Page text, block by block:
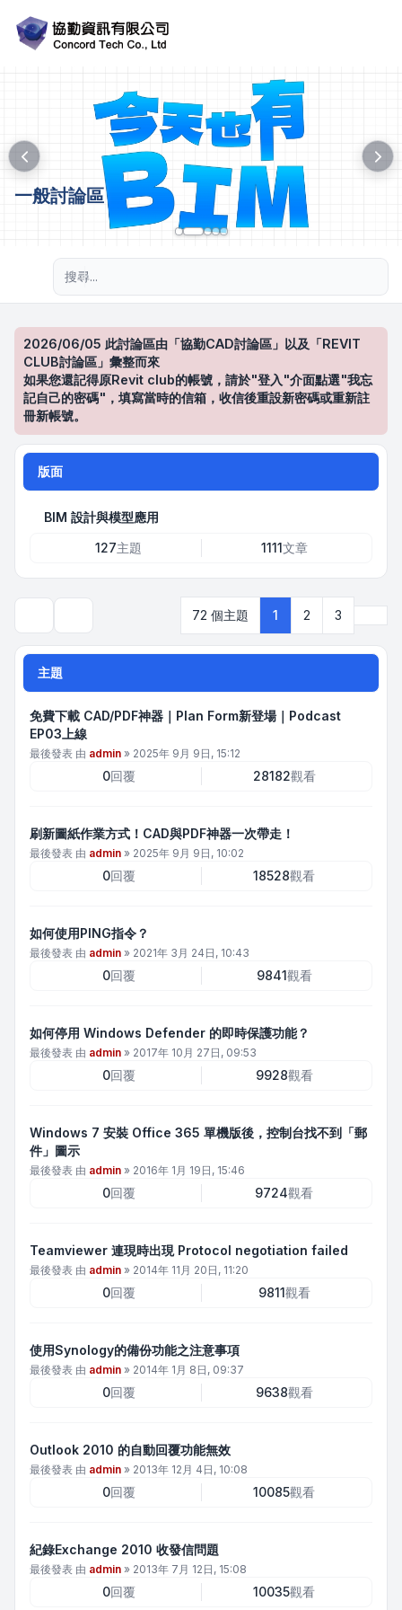
一般討論區
2026/06/05 此討論區由「協勤CAD討論區」以及「REVIT
CLUB討論區」彙整而來
如果您還記得原Revit club的帳號，請於"登入"介面點選"我忘
記自己的密碼"，填寫當時的信箱，收信後重設新密碼或重新註
冊新帳號。
版面
BIM 設計與模型應用
127主題 1111文章
72 個主題 1 2 3
主題
免費下載 CAD/PDF神器｜Plan Form新登場｜Podcast
EP03上線
最後發表 由 admin » 2025年 9月 9日, 15:12
0回覆 28182觀看
刷新圖紙作業方式！CAD與PDF神器一次帶走！
最後發表 由 admin » 2025年 9月 9日, 10:02
0回覆 18528觀看
如何使用PING指令？
最後發表 由 admin » 2021年 3月 24日, 10:43
0回覆 9841觀看
如何停用 Windows Defender 的即時保護功能？
最後發表 由 admin » 2017年 10月 27日, 09:53
0回覆 9928觀看
Windows 7 安裝 Office 365 單機版後，控制台找不到「郵
件」圖示
最後發表 由 admin » 2016年 1月 19日, 15:46
0回覆 9724觀看
Teamviewer 連現時出現 Protocol negotiation failed
最後發表 由 admin » 2014年 11月 20日, 11:20
0回覆 9811觀看
使用Synology的備份功能之注意事項
最後發表 由 admin » 2014年 1月 8日, 09:37
0回覆 9638觀看
Outlook 2010 的自動回覆功能無效
最後發表 由 admin » 2013年 12月 4日, 10:08
0回覆 10085觀看
紀錄Exchange 2010 收發信問題
最後發表 由 admin » 2013年 7月 12日, 15:08
0回覆 10035觀看